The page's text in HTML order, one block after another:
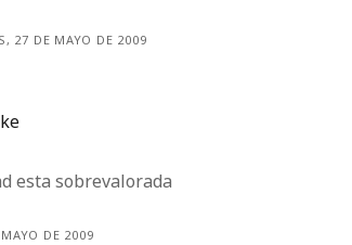
27 DE MAYO DE 2009
esta sobrevalorada
DE 2009